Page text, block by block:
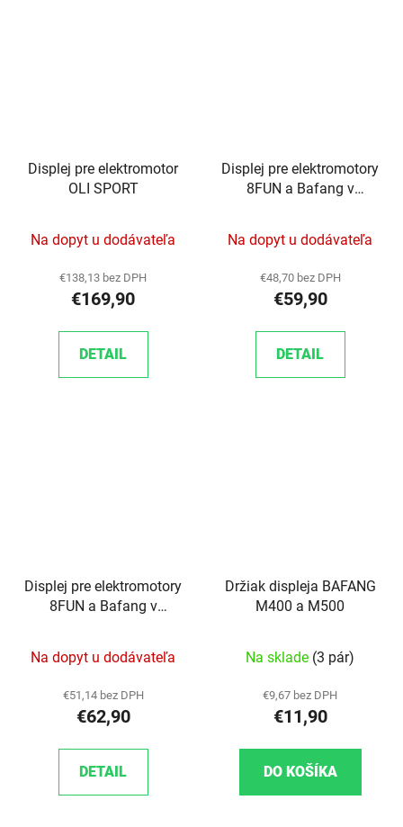
Displej pre elektromotor
OLI SPORT
Na dopyt u dodávateľa
€138,13 bez DPH
€169,90
DETAIL
Displej pre elektromotory
8FUN a Bafang v
Na dopyt u dodávateľa
€48,70 bez DPH
€59,90
DETAIL
Displej pre elektromotory
8FUN a Bafang v
Na dopyt u dodávateľa
€51,14 bez DPH
€62,90
DETAIL
Držiak displeja BAFANG
M400 a M500
Na sklade (3 pár)
€9,67 bez DPH
€11,90
DO KOŠÍKA